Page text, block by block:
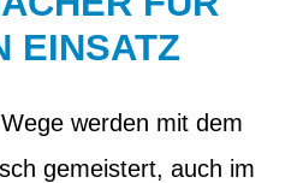
EINSATZ
werden mit dem
gemeistert, auch im